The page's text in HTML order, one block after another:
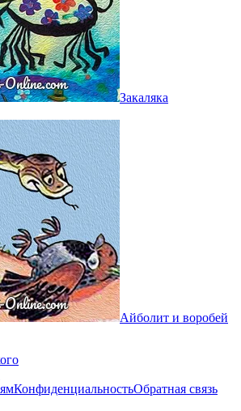
Закаляка
Айболит и воробей
КонфиденциальностьОбратная связь